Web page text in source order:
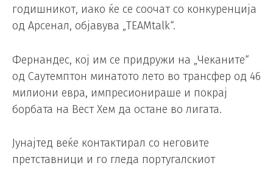
годишникот, иако ќе се соочат со конкуренција
од Арсенал, објавува „TEAMtalk“.
Фернандес, кој им се придружи на „Чеканите“
од Саутемптон минатото лето во трансфер од 46
милиони евра, импресионираше и покрај
борбата на Вест Хем да остане во лигата.
Јунајтед веќе контактирал со неговите
претставници и го гледа португалскиот